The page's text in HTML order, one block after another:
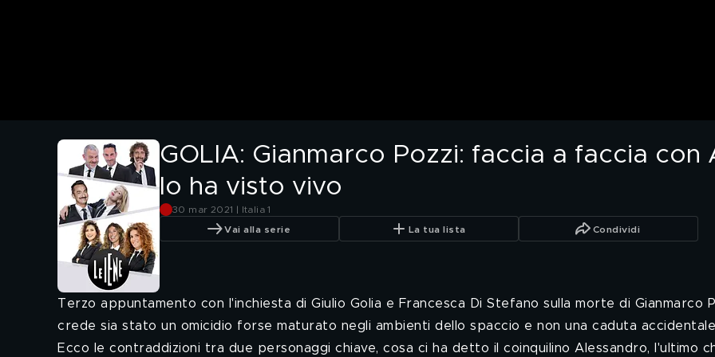
GOLIA: Gianmarco Pozzi: faccia a faccia con
lo ha visto vivo
30 mar 2021 | Italia 1
Vai alla serie La tua lista Condividi
Terzo appuntamento con l'inchiesta di Giulio Golia e Francesca Di Stefano sulla morte di Gianmarco
crede sia stato un omicidio forse maturato negli ambienti dello spaccio e non una caduta
Ecco le contraddizioni tra due personaggi chiave, cosa ci ha detto il coinquilino Alessandro, l'ultimo